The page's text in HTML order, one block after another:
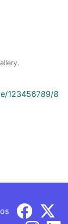
123456789/8